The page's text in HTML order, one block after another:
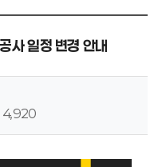
사 일정 변경 안내